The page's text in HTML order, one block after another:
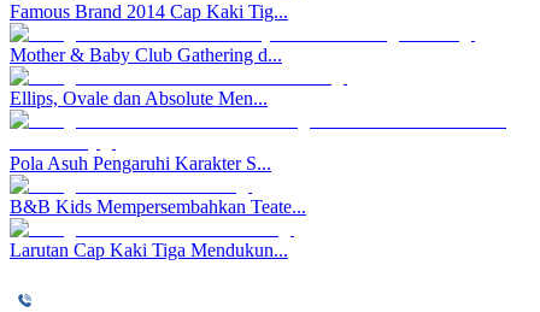
Famous Brand 2014 Cap Kaki Tig...
Mother & Baby Club Gathering d...
Ellips, Ovale dan Absolute Men...
Pola Asuh Pengaruhi Karakter S...
B&B Kids Mempersembahkan Teate...
Larutan Cap Kaki Tiga Mendukun...